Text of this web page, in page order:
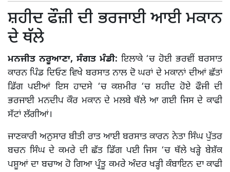
ਸ਼ਹੀਦ ਫੌਜ਼ੀ ਦੀ ਭਰਜਾਈ ਆਈ ਮਕਾਨ
ਦੇ ਥੱਲੇ
ਮਨਜੀਤ ਨਰੂਆਣਾ, ਸੰਗਤ ਮੰਡੀ: ਇਲਾਕੇ ‘ਚ ਹੋਈ ਭਰਵੀਂ ਬਰਸਾਤ
ਕਾਰਨ ਪਿੰਡ ਦਿਓਣ ਵਿਖੇ ਬਰਸਾਤ ਨਾਲ ਦੋ ਘਰਾਂ ਦੇ ਮਕਾਨਾਂ ਦੀਆਂ ਛੱਤਾਂ
ਡਿੱਗ ਪਈਆਂ ਇਸ ਹਾਦਸੇ ‘ਚ ਕਸ਼ਮੀਰ ‘ਚ ਸ਼ਹੀਦ ਹੋਏ ਫੌਜੀ ਦੀ
ਭਰਜਾਈ ਮਨਦੀਪ ਕੌਰ ਮਕਾਨ ਦੇ ਮਲਬੇ ਥੱਲੇ ਆ ਗਈ ਜਿਸ ਦੇ ਕਾਫੀ
ਸੱਟਾਂ ਲੱਗੀਆਂ।
ਜਾਣਕਾਰੀ ਅਨੁਸਾਰ ਬੀਤੀ ਰਾਤ ਆਈ ਬਰਸਾਤ ਕਾਰਨ ਨੇਤਾ ਸਿੰਘ ਪੁੱਤਰ
ਬਚਨ ਸਿੰਘ ਦੇ ਕਮਰੇ ਦੀ ਛੱਤ ਡਿੱਗ ਪਈ ਜਿਸ ‘ਚ ਥੱਲੇ ਖੜ੍ਹੇ ਬੇਸ਼ੱਕ
ਪਸ਼ੂਆਂ ਦਾ ਬਚਾਅ ਹੋ ਗਿਆ ਪ੍ਰੰਤੂ ਕਮਰੇ ਅੰਦਰ ਖੜ੍ਹੀ ਕੰਬਾਇਨ ਦਾ ਕਾਫੀ